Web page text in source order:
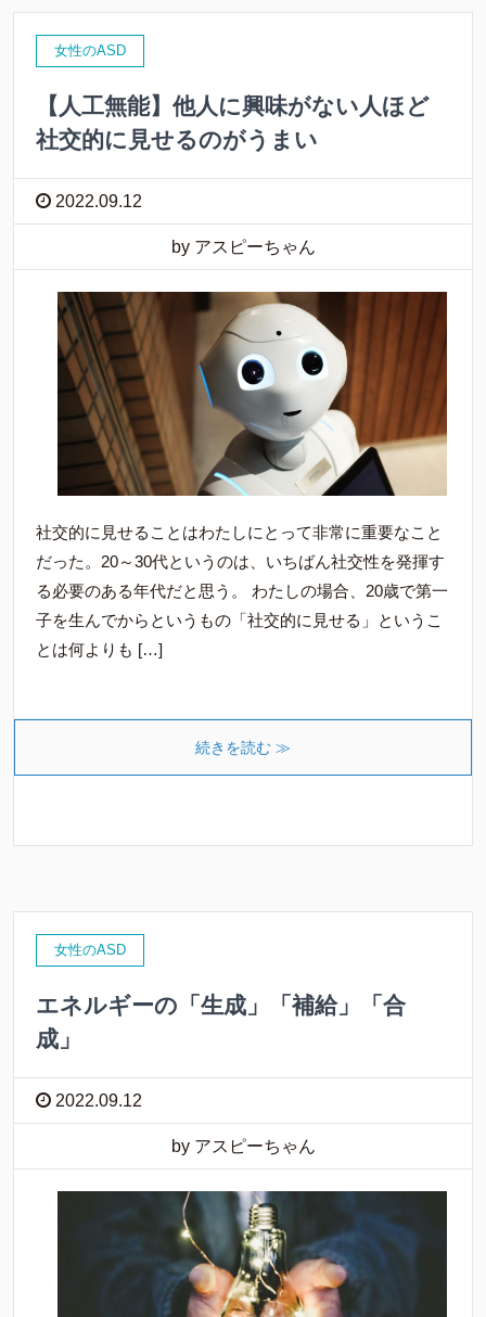
女性のASD
【人工無能】他人に興味がない人ほど
社交的に見せるのがうまい
2022.09.12
by アスピーちゃん
社交的に見せることはわたしにとって非常に重要なこと
だった。20～30代というのは、いちばん社交性を発揮す
る必要のある年代だと思う。 わたしの場合、20歳で第一
子を生んでからというもの「社交的に見せる」というこ
とは何よりも […]
続きを読む ≫
女性のASD
エネルギーの「生成」「補給」「合
成」
2022.09.12
by アスピーちゃん